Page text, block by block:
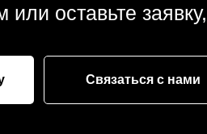
или оставьте
Связаться с нами